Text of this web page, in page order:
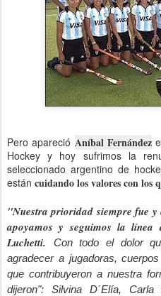
Pero apareció Aníbal Fernández
Hockey y hoy sufrimos la
seleccionado argentino de
están cuidando los valores con los
"Nuestra prioridad siempre fue y
apoyamos y seguimos la línea
Luchetti.
Con todo el dolor
agradecer a jugadoras,
que contribuyeron a nuestra
dijeron": Silvina D´Elía,